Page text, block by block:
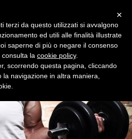
indoor per tutti gli sport
×
terzi da questo utilizzati si avvalgono
ed utili alle finalità illustrate
saperne di più o negare il consenso
la cookie policy.
scorrendo questa pagina, cliccando
navigazione in altra maniera,